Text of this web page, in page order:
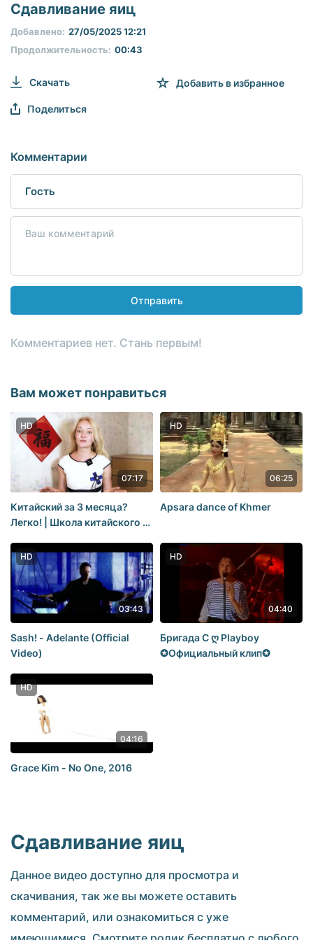
seconds
seconds
Сдавливание яиц
Продолжительность: 00:43
Добавлено: 27/05/2025 12:21
Скачать Добавить в избранное
Поделиться
Комментарии
Отправить
Комментариев нет. Стань первым!
Вам может понравиться
HD
07:17
Китайский за 3 месяца?
Легко! | Школа китайского |
HD
06:25
Apsara dance of Khmer
HD
03:43
Sash! - Adelante (Official
Video)
HD
04:40
Бригада С ღ Playboy
✪Официальный клип✪
HD
04:16
Grace Kim - No One, 2016
Сдавливание яиц
Данное видео доступно для просмотра и
скачивания, так же вы можете оставить
комментарий, или ознакомиться с уже